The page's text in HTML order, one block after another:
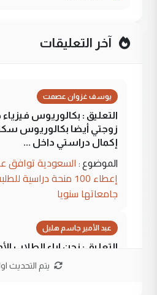
آخر التعليقات
يوسف غزوان عصمت
التعليق : بكالوريوس
زوجتي أيضا بكالوريوس
إكمال دراستي داخل ...
الموضوع : السعودية توافق
إعطاء 100 منحة دراسية
جامعاتها سنويا
عبد الأمير جاسم هليل
التعليق : نحن اباء الطلاب
نتشرف بلقاء السيد احمد
يتم التحديث